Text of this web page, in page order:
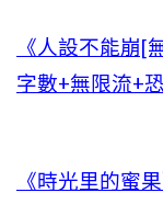
《人設不能崩[
字數+無限流+
《時光里的蜜